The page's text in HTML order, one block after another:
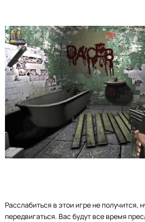
Расслабиться в этои игре не получится,
передвигаться. Вас будут все время